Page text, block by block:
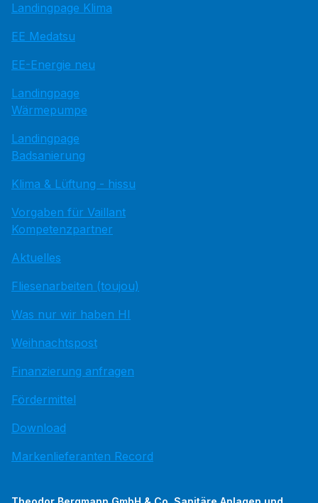
Landingpage Klima
EE Medatsu
EE-Energie neu
Landingpage
Wärmepumpe
Landingpage
Badsanierung
Klima & Lüftung - hissu
Vorgaben für Vaillant
Kompetenzpartner
Aktuelles
Fliesenarbeiten (toujou)
Was nur wir haben HI
Weihnachtspost
Finanzierung anfragen
Fördermittel
Download
Markenlieferanten Record